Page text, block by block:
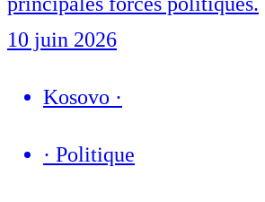
10 juin 2026
Kosovo ·
· Politique